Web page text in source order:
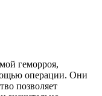
геморроя,
операции. Они
позволяет